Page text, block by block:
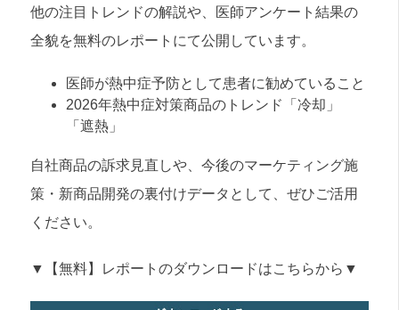
他の注目トレンドの解説や、医師アンケート結果の
全貌を無料のレポートにて公開しています。
医師が熱中症予防として患者に勧めていること
2026年熱中症対策商品のトレンド「冷却」
「遮熱」
自社商品の訴求見直しや、今後のマーケティング施
策・新商品開発の裏付けデータとして、ぜひご活用
ください。
▼【無料】レポートのダウンロードはこちらから▼